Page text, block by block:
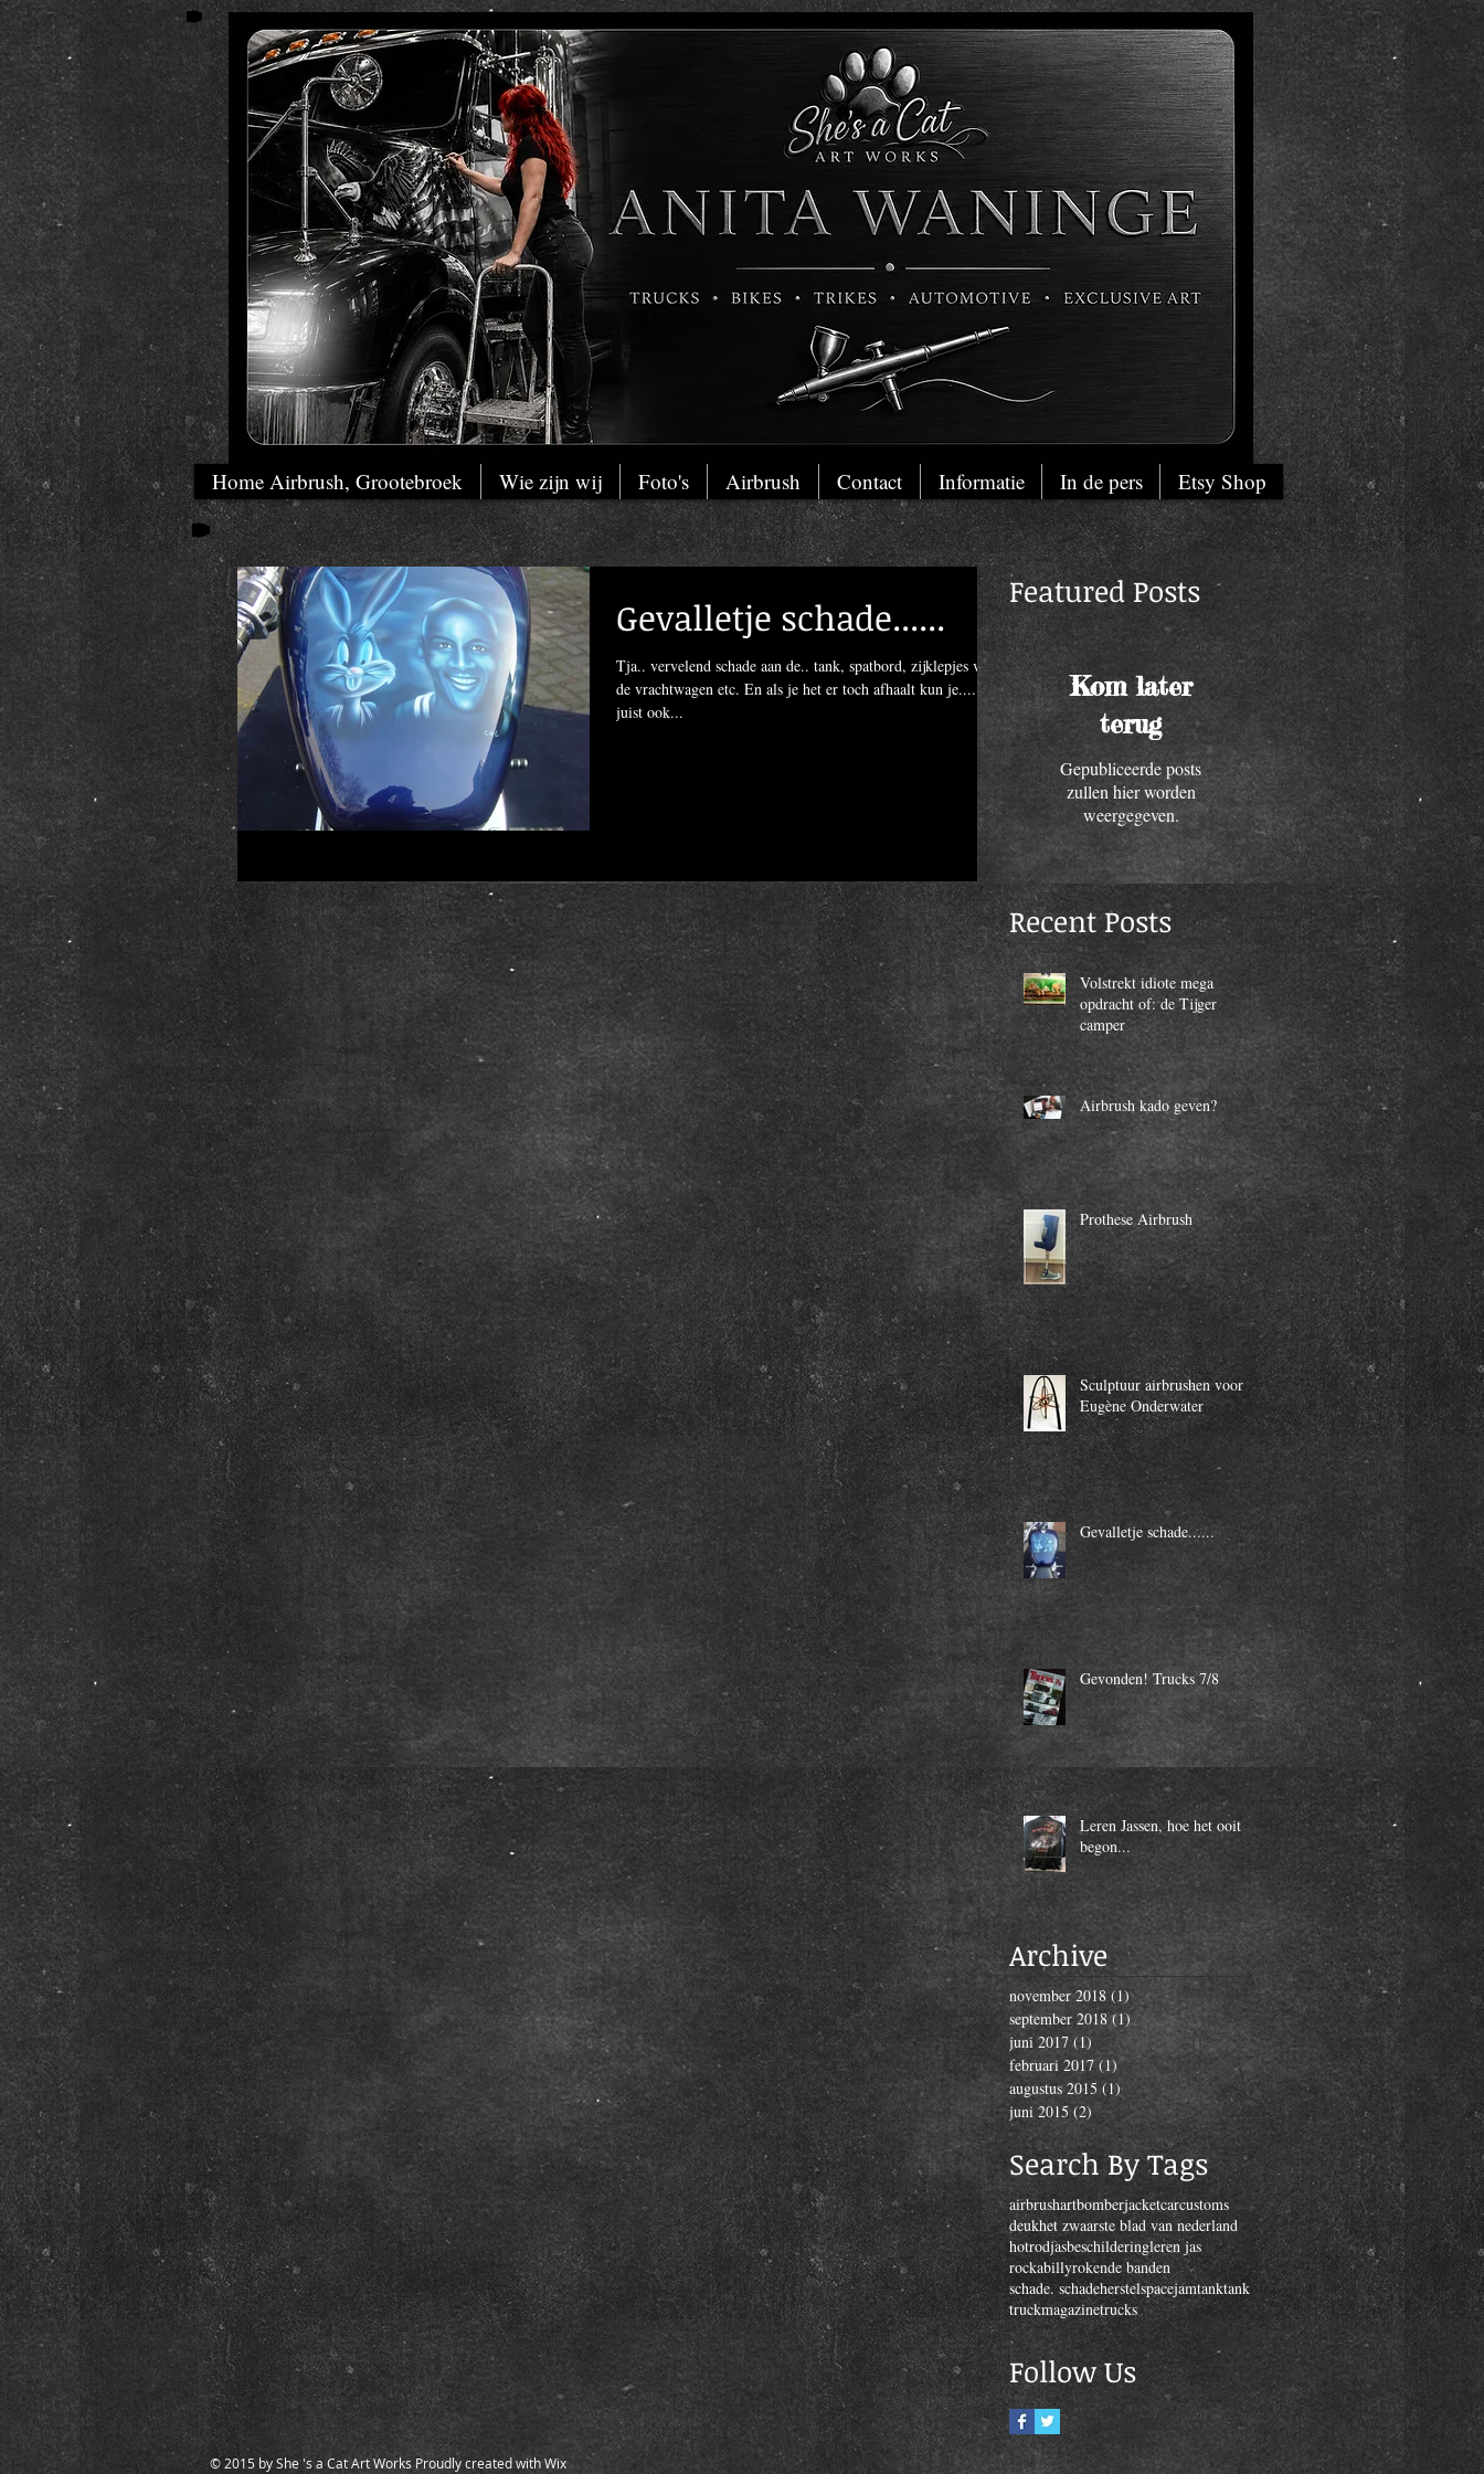
Home Airbrush, Grootebroek Wie zijn wij Foto's Airbrush Contact Informatie In de pers Etsy Shop
Gevalletje schade......
Tja.. vervelend schade aan de.. tank, spatbord, zijklepjes van
de vrachtwagen etc. En als je het er toch afhaalt kun je.....
juist ook...
Featured Posts
Kom later
terug
Gepubliceerde posts
zullen hier worden
weergegeven.
Recent Posts
Volstrekt idiote mega
opdracht of: de Tijger
camper
Airbrush kado geven?
Prothese Airbrush
Sculptuur airbrushen voor
Eugène Onderwater
Gevalletje schade......
Gevonden! Trucks 7/8
Leren Jassen, hoe het ooit
begon...
Archive
november 2018 (1)1 post
september 2018 (1)1 post
juni 2017 (1) 1 post
februari 2017 (1)1 post
augustus 2015 (1)1 post
juni 2015 (2)2 posts
Search By Tags
airbrushartbomberjacketcarcustoms
deukhet zwaarste blad van nederland
hotrodjasbeschilderingleren jas
rockabillyrokende banden
schade. schadeherstelspacejamtanktank
truckmagazinetrucks
Follow Us
© 2015 by She 's a Cat Art Works Proudly created with Wix